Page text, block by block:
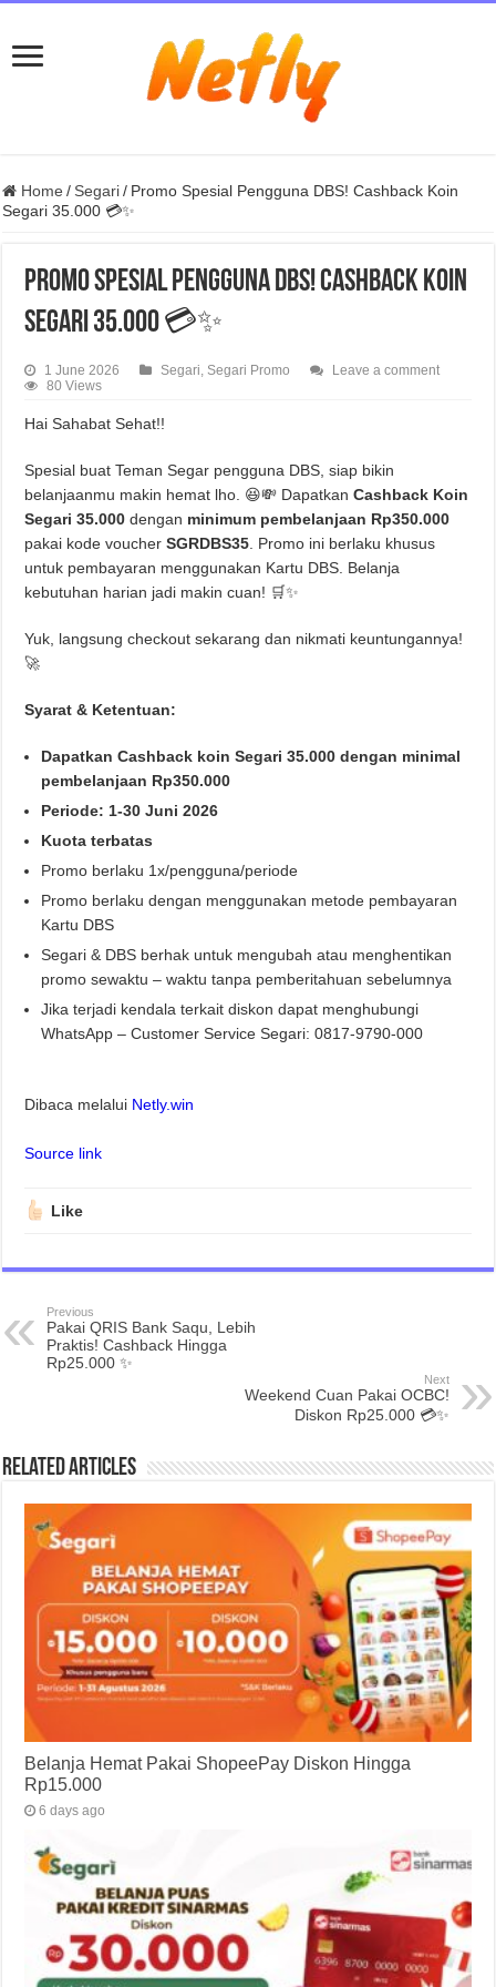
Home / Segari / Promo Spesial Pengguna DBS! Cashback Koin
Segari 35.000 💳✨
Promo Spesial Pengguna DBS! Cashback Koin
Segari 35.000 💳✨
1 June 2026 Segari, Segari Promo
Leave a comment
80 Views
Hai Sahabat Sehat!!
Spesial buat Teman Segar pengguna DBS, siap bikin
belanjaanmu makin hemat lho. 😆💸 DapatkanCashback Koin
Segari 35.000 dengan minimum pembelanjaan Rp350.000
pakai kode voucherSGRDBS35. Promo ini berlaku khusus
untuk pembayaran menggunakan Kartu DBS. Belanja
kebutuhan harian jadi makin cuan! 🛒✨
Yuk, langsung checkout sekarang dan nikmati keuntungannya!
🚀
Syarat & Ketentuan:
Dapatkan Cashback koin Segari 35.000 dengan minimal
pembelanjaan Rp350.000
Periode: 1-30 Juni 2026
Kuota terbatas
Promo berlaku 1x/pengguna/periode
Promo berlaku dengan menggunakan metode pembayaran
Kartu DBS
Segari & DBS berhak untuk mengubah atau menghentikan
promo sewaktu – waktu tanpa pemberitahuan sebelumnya
Jika terjadi kendala terkait diskon dapat menghubungi
WhatsApp – Customer Service Segari: 0817-9790-000
Dibaca melalui Netly.win
Source link
Like
Previous
Pakai QRIS Bank Saqu, Lebih
Praktis! Cashback Hingga
Rp25.000 ✨
Next
Weekend Cuan Pakai OCBC!
Diskon Rp25.000 💳✨
Related Articles
Belanja Hemat Pakai ShopeePay Diskon Hingga
Rp15.000
6 days ago